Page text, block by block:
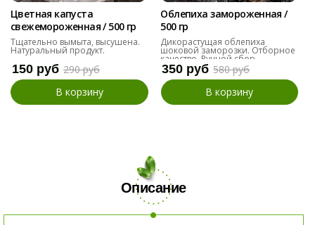
Цветная капуста
свежемороженная / 500 гр
Тщательно вымыта, высушена.
Натуральный продукт.
150 руб 290 руб
В корзину
Облепиха замороженная /
500 гр
Дикорастущая облепиха
шоковой заморозки. Отборное
качество. Ручной сбор.
350 руб 580 руб
В корзину
Описание